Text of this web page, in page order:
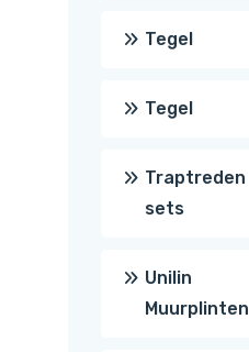
Tegel
Tegel
Traptreden
sets
Unilin
Muurplinten